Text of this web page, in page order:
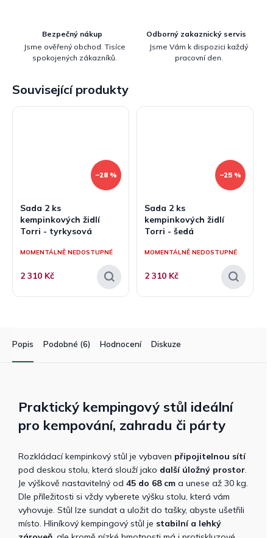
Bezpečný nákup
Jsme ověřený obchod. Tisíce
spokojených zákazníků.
Odborný zakaznický servis
Jsme Vám k dispozici každý
pracovní den.
Související produkty
–28 %
Sada 2 ks
kempinkových židlí
Torri - tyrkysová
MOMENTÁLNĚ NEDOSTUPNÉ
2 310 Kč
–25 %
Sada 2 ks
kempinkových židlí
Torri - šedá
MOMENTÁLNĚ NEDOSTUPNÉ
2 310 Kč
Popis Podobné (6) Hodnocení Diskuze
Praktický kempingový stůl ideální
pro kempování, zahradu či párty
Rozkládací kempinkový stůl je vybaven připojitelnou sítí
pod deskou stolu, která slouží jako další úložný prostor.
Je výškově nastavitelný od 45 do 68 cm a unese až 30 kg.
Dle příležitosti si vždy vyberete výšku stolu, která vám
vyhovuje. Stůl lze sundat a uložit do tašky, abyste ušetřili
místo. Hliníkový kempingový stůl je stabilní a lehký